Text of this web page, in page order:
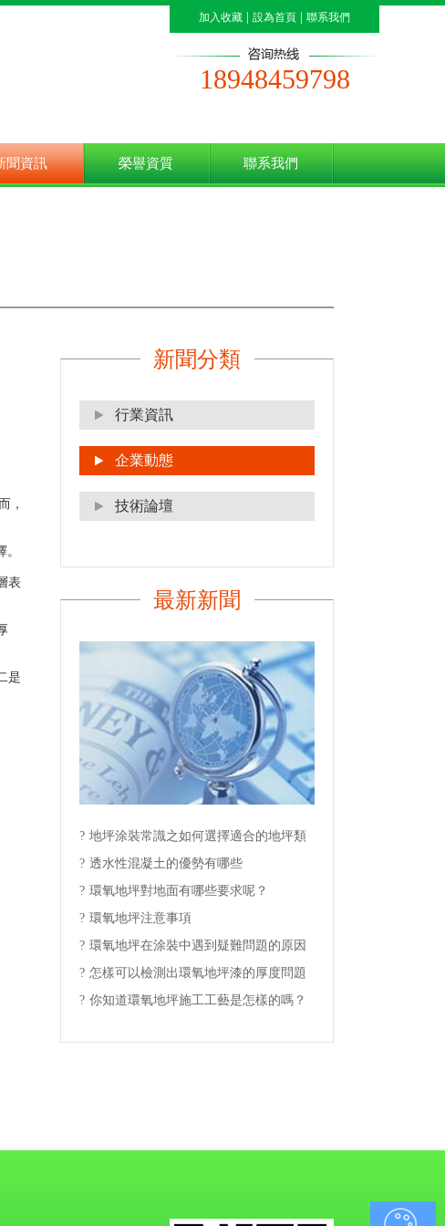
加入收藏 設為首頁 聯系我們
18948459798
聞資訊 榮譽資質 聯系我們
新聞分類
行業資訊
企業動態
技術論壇
最新新聞
? 地坪涂裝常識之如何選擇適合的地坪類
型
? 透水性混凝土的優勢有哪些
? 環氧地坪對地面有哪些要求呢？
? 環氧地坪注意事項
? 環氧地坪在涂裝中遇到疑難問題的原因
有哪些？
? 怎樣可以檢測出環氧地坪漆的厚度問題
? 你知道環氧地坪施工工藝是怎樣的嗎？
，
表
是